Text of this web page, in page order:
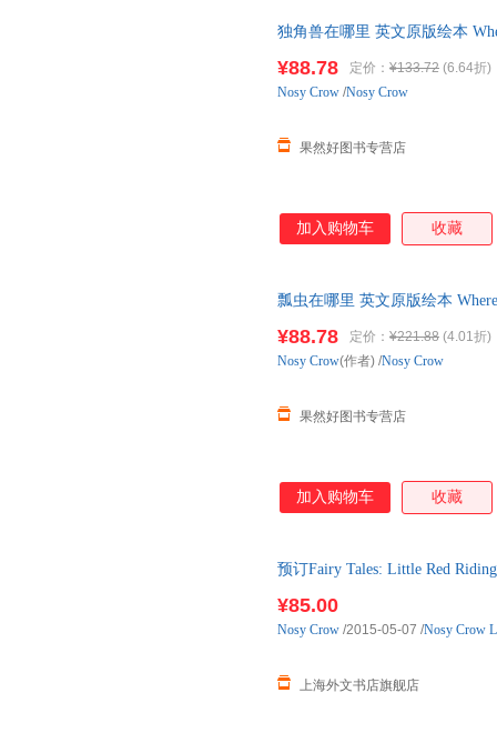
独角兽在哪里 英文原版绘本
¥88.78 定价： ¥133.72 (6.64折)
果然好图书专营店
Nosy Crow /Nosy Crow
加入购物车 收藏
瓢虫在哪里 英文原版绘本
¥88.78 定价： ¥221.88 (4.01折)
果然好图书专营店
Nosy Crow(作者) /Nosy Crow
加入购物车 收藏
预订Fairy Tales: Little Red
¥85.00
上海外文书店旗舰店
Nosy Crow /2015-05-07 /Nosy Crow